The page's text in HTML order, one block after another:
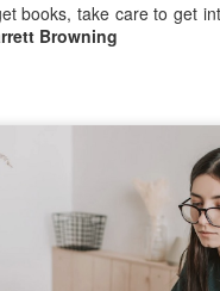
books, take care to get
Browning